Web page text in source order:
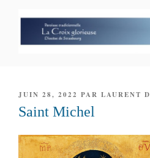
PUBLIÉ
LE
JUIN 28, 2022 PAR LAURENT D
Saint Michel